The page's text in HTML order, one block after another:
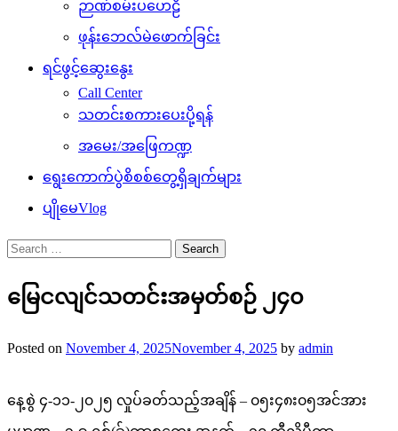
ဉာဏ်စမ်းပဟေဠိ
ဖုန်းဘေလ်မဲဖောက်ခြင်း
ရင်ဖွင့်ဆွေးနွေး
Call Center
သတင်းစကားပေးပို့ရန်
အမေး/အဖြေကဏ္ဍ
ရွေးကောက်ပွဲစိစစ်တွေ့ရှိချက်များ
ပျိုမေVlog
Search
for:
မြေငလျင်သတင်းအမှတ်စဉ် ၂၄၀
Posted on November 4, 2025November 4, 2025 by admin
နေ့စွဲ ၄-၁၁-၂၀၂၅ လှုပ်ခတ်သည့်အချိန် – ၀၅း၄၈း၀၅အင်အား